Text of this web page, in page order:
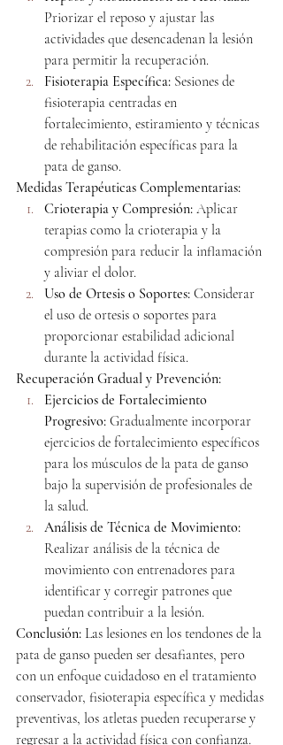
Priorizar el reposo y ajustar las
actividades que desencadenan la lesión
para permitir la recuperación.
Fisioterapia Específica: Sesiones de
fisioterapia centradas en
fortalecimiento, estiramiento y técnicas
de rehabilitación específicas para la
pata de ganso.
Medidas Terapéuticas Complementarias:
Crioterapia y Compresión: Aplicar
terapias como la crioterapia y la
compresión para reducir la inflamación
y aliviar el dolor.
Uso de Ortesis o Soportes: Considerar
el uso de ortesis o soportes para
proporcionar estabilidad adicional
durante la actividad física.
Recuperación Gradual y Prevención:
Ejercicios de Fortalecimiento
Progresivo: Gradualmente incorporar
ejercicios de fortalecimiento específicos
para los músculos de la pata de ganso
bajo la supervisión de profesionales de
la salud.
Análisis de Técnica de Movimiento:
Realizar análisis de la técnica de
movimiento con entrenadores para
identificar y corregir patrones que
puedan contribuir a la lesión.
Conclusión: Las lesiones en los tendones de la
pata de ganso pueden ser desafiantes, pero
con un enfoque cuidadoso en el tratamiento
conservador, fisioterapia específica y medidas
preventivas, los atletas pueden recuperarse y
regresar a la actividad física con confianza.